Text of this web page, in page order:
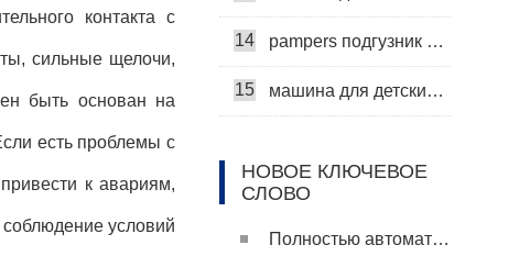
контакта с
сильные щелочи,
быть основан на
есть проблемы с
к авариям,
условий
14 pampers подгузник машина
15 машина для детских подгузников
НОВОЕ КЛЮЧЕВОЕ
СЛОВО
Полностью автоматическая машина для подгузников для взрослых